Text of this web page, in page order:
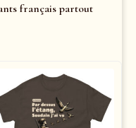
français partout